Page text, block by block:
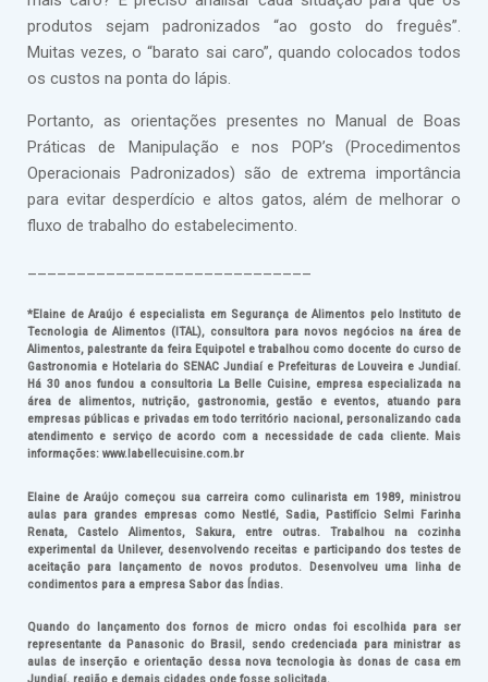
produtos sejam padronizados “ao gosto do freguês”.
Muitas vezes, o “barato sai caro”, quando colocados todos
os custos na ponta do lápis.
Portanto, as orientações presentes no Manual de Boas
Práticas de Manipulação e nos POP’s (Procedimentos
Operacionais Padronizados) são de extrema importância
para evitar desperdício e altos gatos, além de melhorar o
fluxo de trabalho do estabelecimento.
*Elaine de Araújo é especialista em Segurança de Alimentos pelo Instituto de
Tecnologia de Alimentos (ITAL), consultora para novos negócios na área de
Alimentos, palestrante da feira Equipotel e trabalhou como docente do curso de
Gastronomia e Hotelaria do SENAC Jundiaí e Prefeituras de Louveira e Jundiaí.
Há 30 anos fundou a consultoria La Belle Cuisine, empresa especializada na
área de alimentos, nutrição, gastronomia, gestão e eventos, atuando para
empresas públicas e privadas em todo território nacional, personalizando cada
atendimento e serviço de acordo com a necessidade de cada cliente. Mais
informações: www.labellecuisine.com.br
Elaine de Araújo começou sua carreira como culinarista em 1989, ministrou
aulas para grandes empresas como Nestlé, Sadia, Pastifício Selmi Farinha
Renata, Castelo Alimentos, Sakura, entre outras. Trabalhou na cozinha
experimental da Unilever, desenvolvendo receitas e participando dos testes de
aceitação para lançamento de novos produtos. Desenvolveu uma linha de
condimentos para a empresa Sabor das Índias.
Quando do lançamento dos fornos de micro ondas foi escolhida para ser
representante da Panasonic do Brasil, sendo credenciada para ministrar as
aulas de inserção e orientação dessa nova tecnologia às donas de casa em
Jundiaí, região e demais cidades onde fosse solicitada.